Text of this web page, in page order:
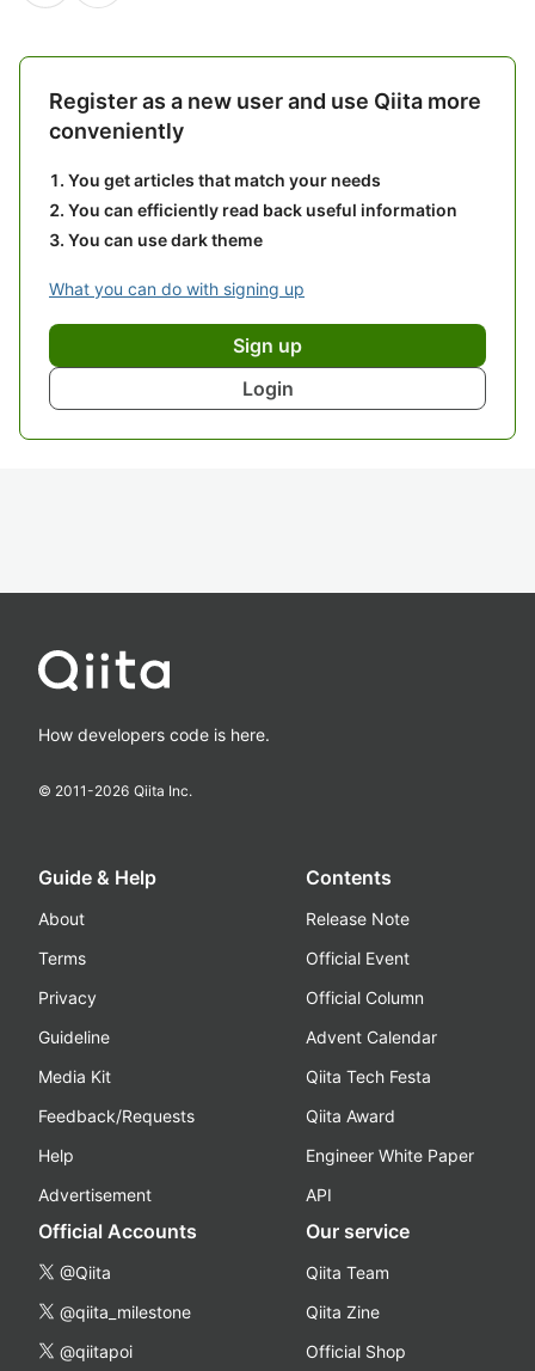
Register as a new user and use Qiita more
conveniently
You get articles that match your needs
You can efficiently read back useful information
You can use dark theme
What you can do with signing up
Sign up
Login
How developers code is here.
© 2011-2026 Qiita Inc.
Guide & Help
About
Terms
Privacy
Guideline
Media Kit
Feedback/Requests
Help
Advertisement
Contents
Release Note
Official Event
Official Column
Advent Calendar
Qiita Tech Festa
Qiita Award
Engineer White Paper
API
Official Accounts
@Qiita
@qiita_milestone
@qiitapoi
Our service
Qiita Team
Qiita Zine
Official Shop